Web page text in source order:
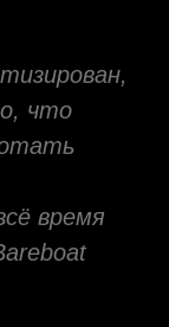
что
время